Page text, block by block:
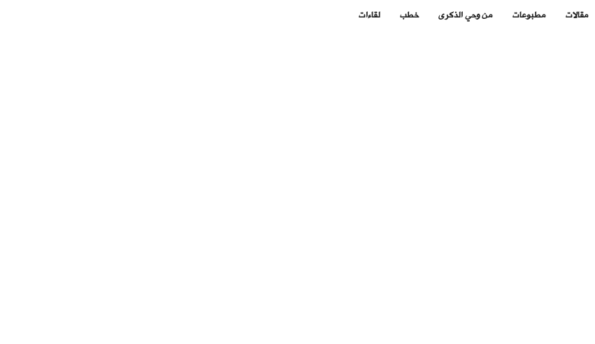
مقالات مطبوعات من وحي الذكرى خطب لقاءات